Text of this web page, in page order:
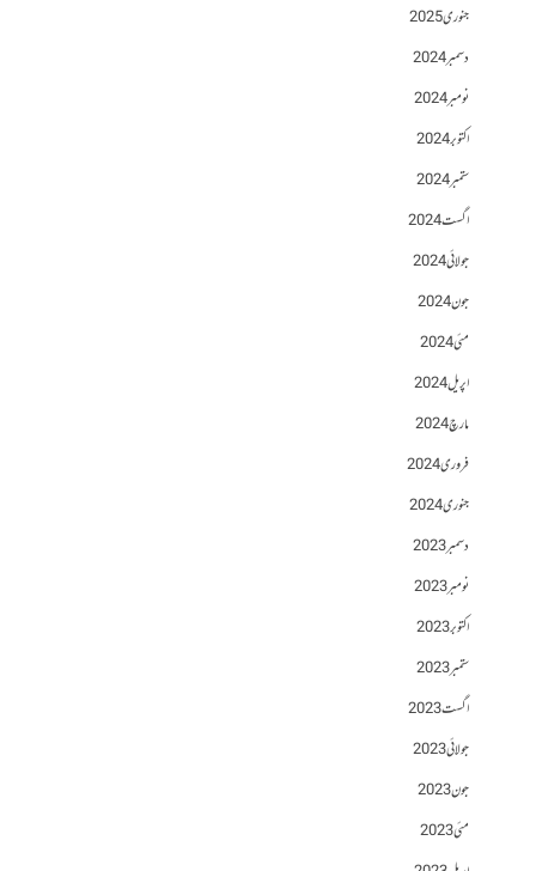
جنوری 2025
دسمبر 2024
نومبر 2024
اکتوبر 2024
ستمبر 2024
اگست 2024
جولائی 2024
جون 2024
مئی 2024
اپریل 2024
مارچ 2024
فروری 2024
جنوری 2024
دسمبر 2023
نومبر 2023
اکتوبر 2023
ستمبر 2023
اگست 2023
جولائی 2023
جون 2023
مئی 2023